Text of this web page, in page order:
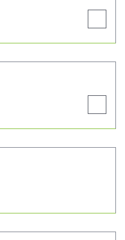
product
product